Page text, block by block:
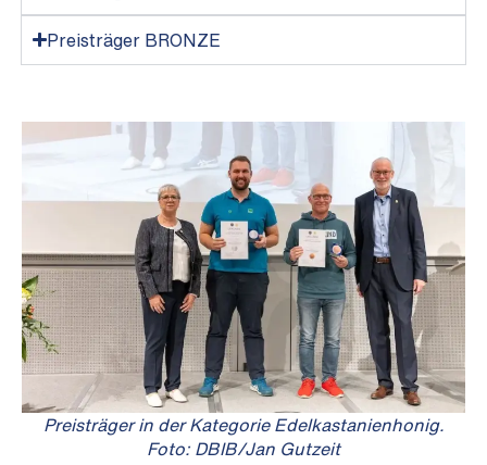
Preisträger BRONZE
Preisträger in der Kategorie Edelkastanienhonig.
Foto: DBIB/Jan Gutzeit